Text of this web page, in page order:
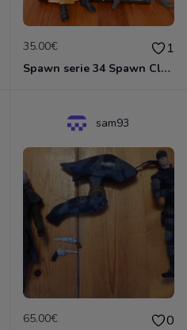
35.00€ 1
Spawn serie 34 Spawn Classics Series
sam93
65.00€ 0